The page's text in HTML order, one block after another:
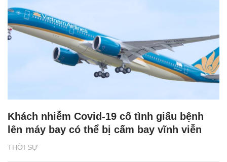
THỜI SỰ
Khách nhiễm Covid-19 cố tình giấu bệnh
lên máy bay có thể bị cấm bay vĩnh viễn